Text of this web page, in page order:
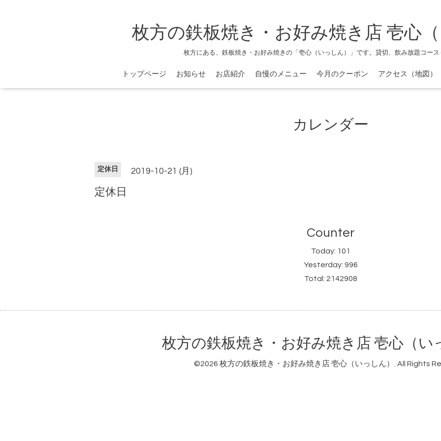
枚方の鉄板焼き・お好み焼き店 壱心（
枚方にある、鉄板焼き・お好み焼きの「壱心（いっしん）」です。貸切、飲み放題コース
トップページ お知らせ お店紹介 自慢のメニュー 今月のクーポン アクセス（地図）
カレンダー
定休日 2019-10-21 (月)
定休日
Counter
Today: 101
Yesterday: 996
Total: 2142908
枚方の鉄板焼き・お好み焼き店 壱心（い
©2026 枚方の鉄板焼き・お好み焼き店 壱心（いっしん） . All Rights